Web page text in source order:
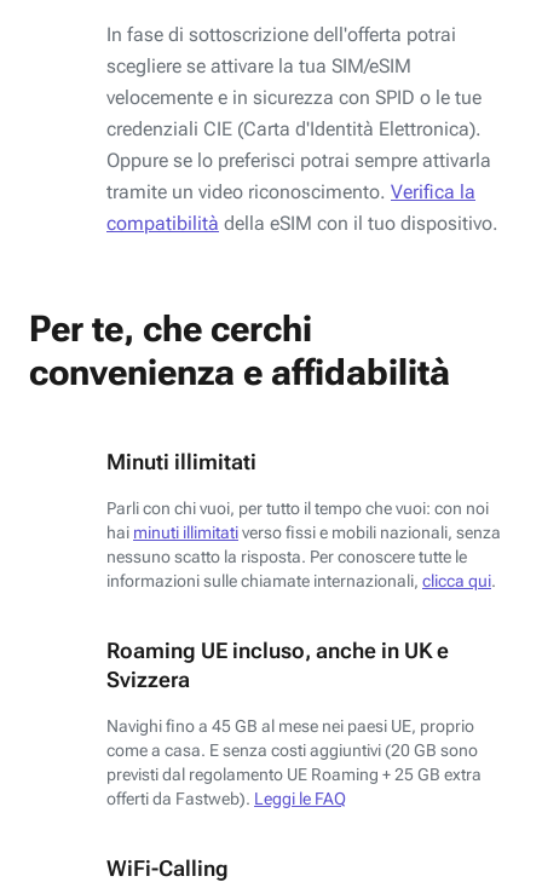
In fase di sottoscrizione dell'offerta potrai
scegliere se attivare la tua SIM/eSIM
velocemente e in sicurezza con SPID o le tue
credenziali CIE (Carta d'Identità Elettronica).
Oppure se lo preferisci potrai sempre attivarla
tramite un video riconoscimento. Verifica la
compatibilità della eSIM con il tuo dispositivo.
Per te, che cerchi
convenienza e affidabilità
Minuti illimitati
Parli con chi vuoi, per tutto il tempo che vuoi: con noi
hai minuti illimitativerso fissi e mobili nazionali, senza
nessuno scatto la risposta. Per conoscere tutte le
informazioni sulle chiamate internazionali, clicca qui.
Roaming UE incluso, anche in UK e
Svizzera
Navighi fino a 45 GB al mese nei paesi UE, proprio
come a casa. E senza costi aggiuntivi (20 GB sono
previsti dal regolamento UE Roaming + 25 GB extra
offerti da Fastweb). Leggi le FAQ
WiFi-Calling